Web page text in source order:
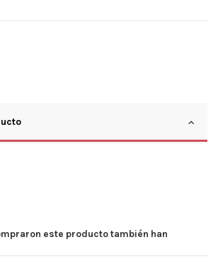
este producto también han